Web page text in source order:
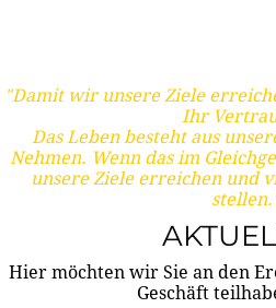
"Damit wir unsere Ziele
Ihr
Das Leben besteht aus
Nehmen. Wenn das im
unsere Ziele erreichen und
Hier möchten wir Sie an den
Geschäft